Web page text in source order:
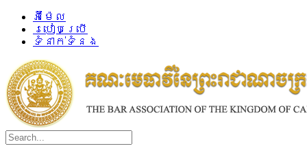
អ៊ីម៉ែល
របៀបប្រើ
ទំនាក់ទំនង